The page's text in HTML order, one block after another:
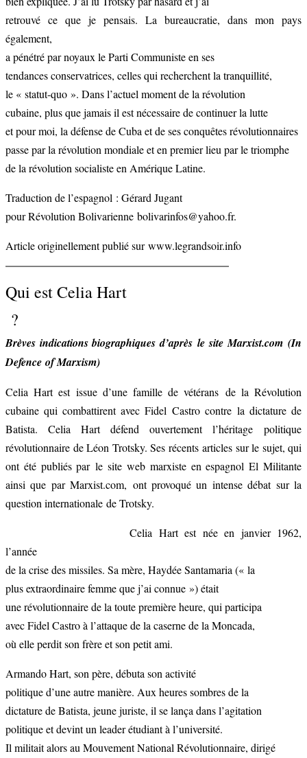
retrouvé ce que je pensais. La bureaucratie, dans mon pays
également,
a pénétré par noyaux le Parti Communiste en ses
tendances conservatrices, celles qui recherchent la tranquillité,
le « statut-quo ». Dans l’actuel moment de la révolution
cubaine, plus que jamais il est nécessaire de continuer la lutte
et pour moi, la défense de Cuba et de ses conquêtes révolutionnaires
passe par la révolution mondiale et en premier lieu par le triomphe
de la révolution socialiste en Amérique Latine.
Traduction de l’espagnol : Gérard Jugant
pour Révolution Bolivarienne bolivarinfos@yahoo.fr.
Article originellement publié sur www.legrandsoir.info
Qui est Celia Hart
?
Brèves indications biographiques d’après le site Marxist.com (In
Defence of Marxism)
Celia Hart est issue d’une famille de vétérans de la Révolution
cubaine qui combattirent avec Fidel Castro contre la dictature de
Batista. Celia Hart défend ouvertement l’héritage politique
révolutionnaire de Léon Trotsky. Ses récents articles sur le sujet, qui
ont été publiés par le site web marxiste en espagnol El Militante
ainsi que par Marxist.com, ont provoqué un intense débat sur la
question internationale de Trotsky.
Celia Hart est née en janvier 1962,
l’année
de la crise des missiles. Sa mère, Haydée Santamaria (« la
plus extraordinaire femme que j’ai connue ») était
une révolutionnaire de la toute première heure, qui participa
avec Fidel Castro à l’attaque de la caserne de la Moncada,
où elle perdit son frère et son petit ami.
Armando Hart, son père, débuta son activité
politique d’une autre manière. Aux heures sombres de la
dictature de Batista, jeune juriste, il se lança dans l’agitation
politique et devint un leader étudiant à l’université.
Il militait alors au Mouvement National Révolutionnaire, dirigé